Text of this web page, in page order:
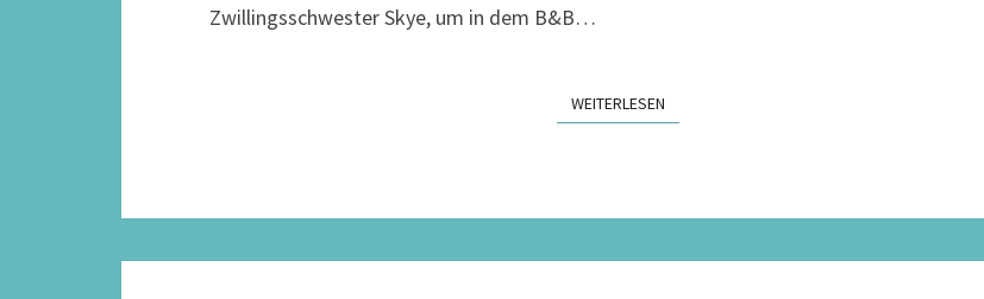
Zwillingsschwester Skye, um in dem B&B…
WEITERLESEN